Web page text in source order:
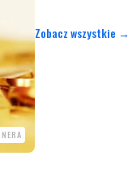
Zobacz wszystkie →